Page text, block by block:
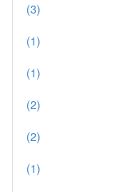
(3)
(1)
(1)
(2)
(2)
(1)